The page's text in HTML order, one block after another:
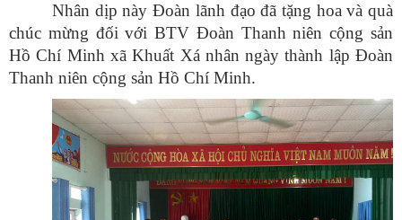
Nhân dịp này Đoàn lãnh đạo đã tặng hoa và quà
chúc mừng đối với BTV Đoàn Thanh niên cộng sản
Hồ Chí Minh xã Khuất Xá nhân ngày thành lập Đoàn
Thanh niên cộng sản Hồ Chí Minh.